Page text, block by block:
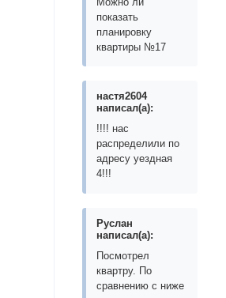
показать
планировку
квартиры №17
настя2604
написал(а):
!!!! нас
распределили по
адресу уездная
4!!!
Руслан
написал(а):
Посмотрел
квартру. По
сравнению с ниже